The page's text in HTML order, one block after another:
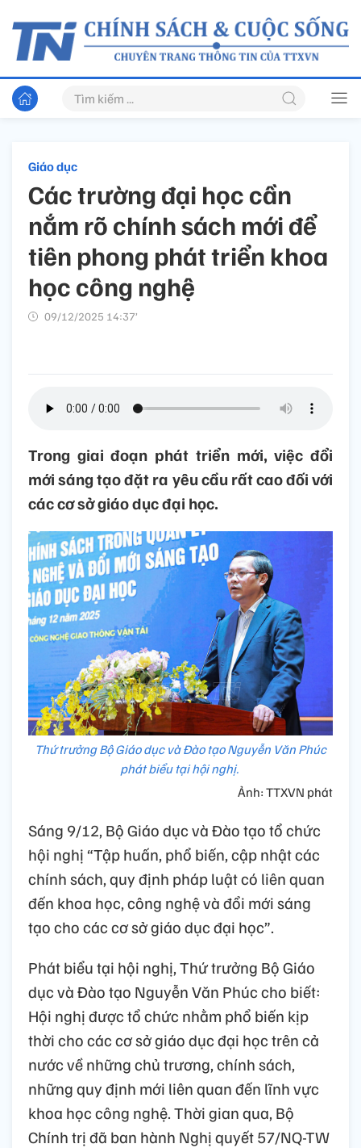
Giáo dục
Các trường đại học cần
nắm rõ chính sách mới để
tiên phong phát triển khoa
học công nghệ
09/12/2025 14:37’
Trong giai đoạn phát triển mới, việc đổi
mới sáng tạo đặt ra yêu cầu rất cao đối với
các cơ sở giáo dục đại học.
Thứ trưởng Bộ Giáo dục và Đào tạo Nguyễn Văn Phúc
phát biểu tại hội nghị.
Ảnh: TTXVN phát
Sáng 9/12, Bộ Giáo dục và Đào tạo tổ chức
hội nghị “Tập huấn, phổ biến, cập nhật các
chính sách, quy định pháp luật có liên quan
đến khoa học, công nghệ và đổi mới sáng
tạo cho các cơ sở giáo dục đại học”.
Phát biểu tại hội nghị, Thứ trưởng Bộ Giáo
dục và Đào tạo Nguyễn Văn Phúc cho biết:
Hội nghị được tổ chức nhằm phổ biến kịp
thời cho các cơ sở giáo dục đại học trên cả
nước về những chủ trương, chính sách,
những quy định mới liên quan đến lĩnh vực
khoa học công nghệ. Thời gian qua, Bộ
Chính trị đã ban hành Nghị quyết 57/NQ-TW